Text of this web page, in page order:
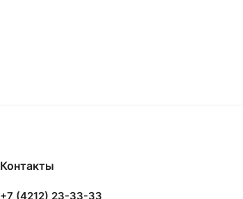
Контакты
+7 (4212) 23-33-33